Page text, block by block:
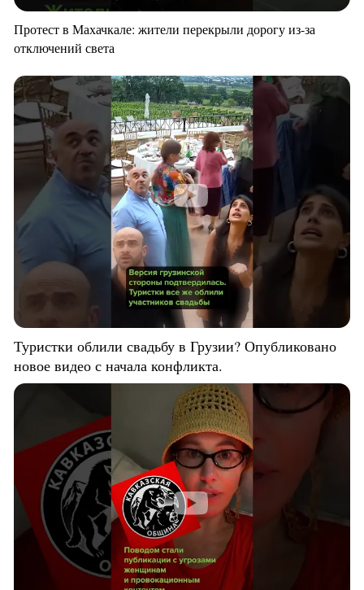
Протест в Махачкале: жители перекрыли дорогу из-за
отключений света
Туристки облили свадьбу в Грузии? Опубликовано
новое видео с начала конфликта.